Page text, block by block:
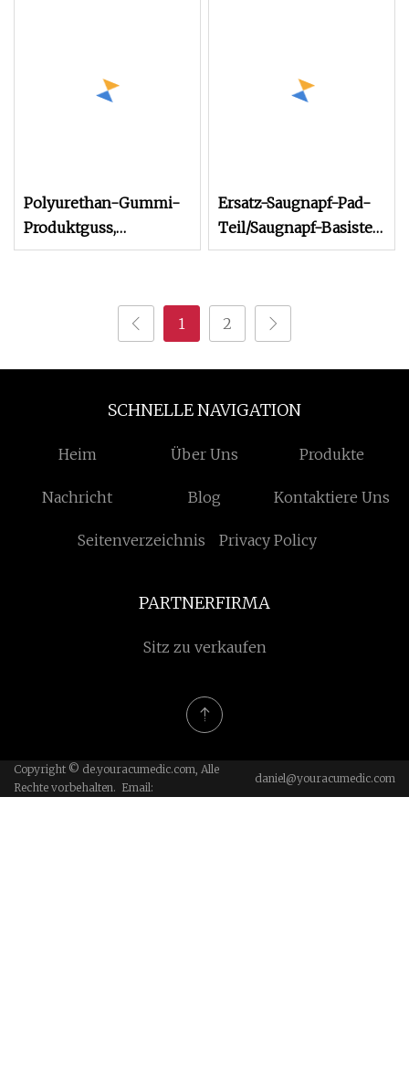
Polyurethan-Gummi-
Produktguss,
Polyurethan-Teile, PU-
Ersatz-Saugnapf-Pad-
Teil/Saugnapf-Basisteil
aus durchsichtigem
1 2
SCHNELLE NAVIGATION
Heim Über Uns Produkte
Nachricht Blog Kontaktiere Uns
Seitenverzeichnis Privacy Policy
PARTNERFIRMA
Sitz zu verkaufen
Copyright © de.youracumedic.com, Alle
Rechte vorbehalten. Email:
daniel@youracumedic.com